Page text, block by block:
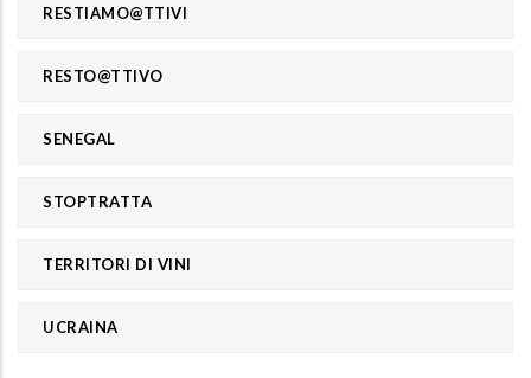
RESTIAMO@TTIVI
RESTO@TTIVO
SENEGAL
STOPTRATTA
TERRITORI DI VINI
UCRAINA